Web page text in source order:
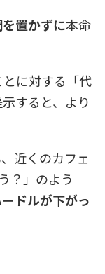
置かずに本命
に対する「代
すると、より
近くのカフェ
？」のよう
ドルが下がっ